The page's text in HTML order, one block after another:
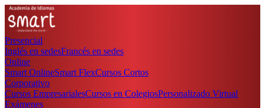
Presencial
Inglés en sedesFrancés en sedes
Online
Smart OnlineSmart FlexCursos Cortos
Corporativo
Cursos EmpresarialesCursos en ColegiosPersonalizado Virtual
Exámenes